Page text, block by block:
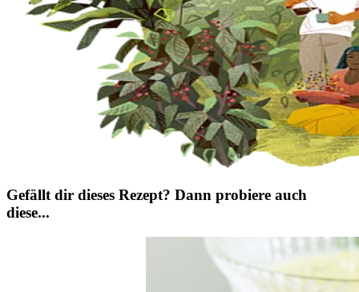
Gefällt dir dieses Rezept? Dann probiere auch
diese...